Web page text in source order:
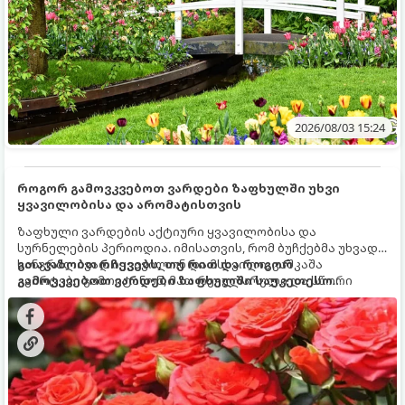
2026/08/03 15:24
როგორ გამოვკვებოთ ვარდები ზაფხულში უხვი
ყვავილობისა და არომატისთვის
ზაფხული ვარდების აქტიური ყვავილობისა და
სურნელების პერიოდია. იმისათვის, რომ ბუჩქებმა უხვად,
ხანგრძლივად იყვავილონ და მსხვილი, კაშკაშა
კვირტები გამოიტანონ, მათ რეგულარული და სწორი
გამოკვება სჭირდებათ. ზაფხულის პერიოდში მცენარის
მოთხოვნილებები იცვლება, ამიტომ მნიშვნელოვანია
ვიცოდეთ, რომელი სასუქები გამოიყენება ამ დროს.
გთავაზობთ რჩევებს, თუ რით და როგორ
გამოვკვებოთ ვარდები ზაფხულში საუკეთესო
შედეგის მისაღწევად: